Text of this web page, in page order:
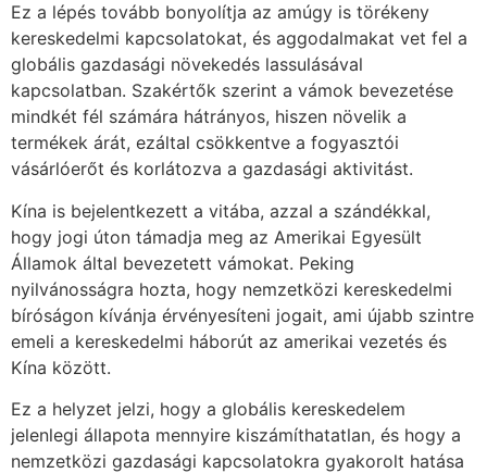
Ez a lépés tovább bonyolítja az amúgy is törékeny
kereskedelmi kapcsolatokat, és aggodalmakat vet fel a
globális gazdasági növekedés lassulásával
kapcsolatban. Szakértők szerint a vámok bevezetése
mindkét fél számára hátrányos, hiszen növelik a
termékek árát, ezáltal csökkentve a fogyasztói
vásárlóerőt és korlátozva a gazdasági aktivitást.
Kína is bejelentkezett a vitába, azzal a szándékkal,
hogy jogi úton támadja meg az Amerikai Egyesült
Államok által bevezetett vámokat. Peking
nyilvánosságra hozta, hogy nemzetközi kereskedelmi
bíróságon kívánja érvényesíteni jogait, ami újabb szintre
emeli a kereskedelmi háborút az amerikai vezetés és
Kína között.
Ez a helyzet jelzi, hogy a globális kereskedelem
jelenlegi állapota mennyire kiszámíthatatlan, és hogy a
nemzetközi gazdasági kapcsolatokra gyakorolt hatása